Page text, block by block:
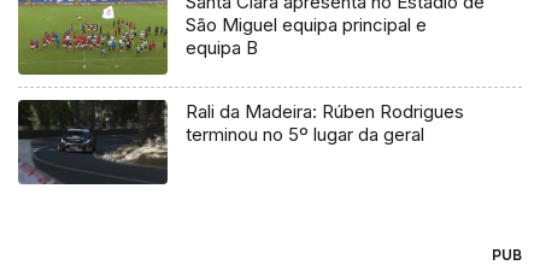
São Miguel equipa principal e
equipa B
Rali da Madeira: Rúben Rodrigues
terminou no 5º lugar da geral
PUB